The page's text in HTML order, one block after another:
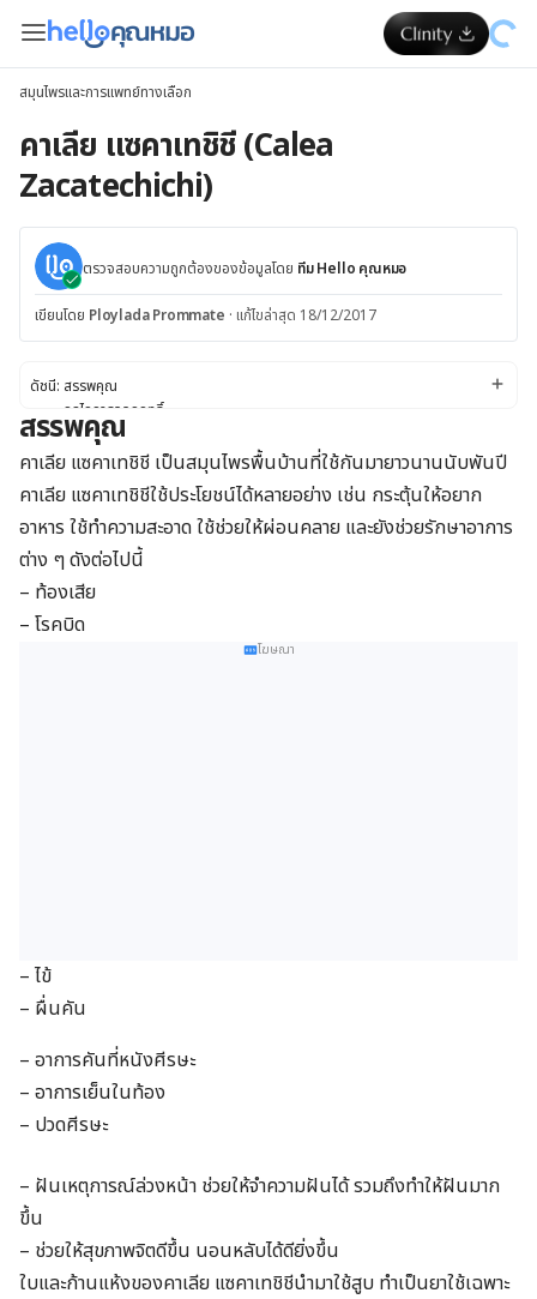
สมุนไพรและการแพทย์ทางเลือก
คาเลีย แซคาเทชิชี (Calea
Zacatechichi)
ตรวจสอบความถูกต้องของข้อมูลโดย ทีม Hello คุณหมอ
เขียนโดย Ploylada Prommate · แก้ไขล่าสุด 18/12/2017
ดัชนี: สรรพคุณ
กลไกการออกฤทธิ์
คำเตือนและข้อควรระวัง
ความปลอดภัย
ปฏิกิริยาระหว่างยา
ปริมาณที่ใช้
รูปแบบของคาเลีย แซคาเทชิชี
สรรพคุณ
คาเลีย แซคาเทชิชี เป็นสมุนไพรพื้นบ้านที่ใช้กันมายาวนานนับพันปี
คาเลีย แซคาเทชิชีใช้ประโยชน์ได้หลายอย่าง เช่น กระตุ้นให้อยาก
อาหาร ใช้ทำความสะอาด ใช้ช่วยให้ผ่อนคลาย และยังช่วยรักษาอาการ
ต่าง ๆ ดังต่อไปนี้
– ท้องเสีย
– โรคบิด
โฆษณา
– ไข้
– ผื่นคัน
– อาการคันที่หนังศีรษะ
– อาการเย็นในท้อง
– ปวดศีรษะ
– ฝันเหตุการณ์ล่วงหน้า ช่วยให้จำความฝันได้ รวมถึงทำให้ฝันมาก
ขึ้น
– ช่วยให้สุขภาพจิตดีขึ้น นอนหลับได้ดียิ่งขึ้น
ใบและก้านแห้งของคาเลีย แซคาเทชิชีนำมาใช้สูบ ทำเป็นยาใช้เฉพาะ